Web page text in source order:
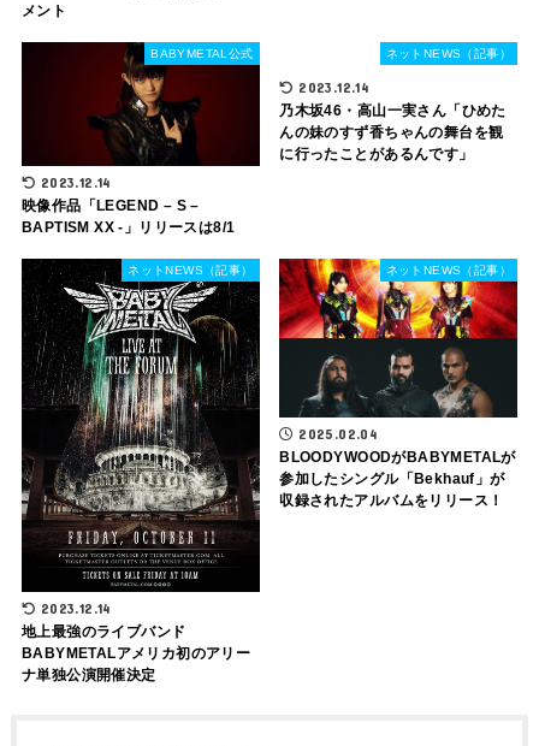
メント
BABYMETAL公式
2023.12.14
映像作品「LEGEND – S –
BAPTISM XX -」リリースは8/1
ネットNEWS（記事）
2023.12.14
乃木坂46・高山一実さん「ひめた
んの妹のすず香ちゃんの舞台を観
に行ったことがあるんです」
ネットNEWS（記事）
2023.12.14
地上最強のライブバンド
BABYMETALアメリカ初のアリー
ナ単独公演開催決定
ネットNEWS（記事）
2025.02.04
BLOODYWOODがBABYMETALが
参加したシングル「Bekhauf」が
収録されたアルバムをリリース！